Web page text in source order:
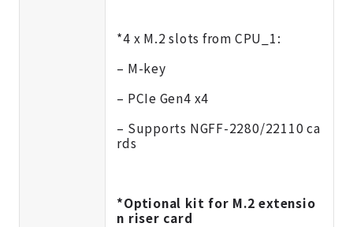
*4 x M.2 slots from CPU_1:
– M-key
– PCIe Gen4 x4
– Supports NGFF-2280/22110 ca
rds
*Optional kit for M.2 extensio
n riser card